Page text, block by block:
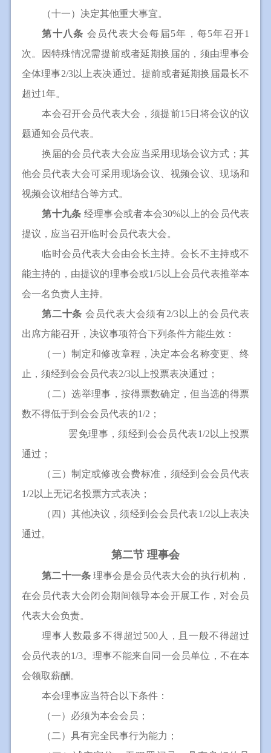
（十一）决定其他重大事宜。
第十八条 会员代表大会每届5年，每5年召开1
次。因特殊情况需提前或者延期换届的，须由理事会
全体理事2/3以上表决通过。提前或者延期换届最长不
超过1年。
本会召开会员代表大会，须提前15日将会议的议
题通知会员代表。
换届的会员代表大会应当采用现场会议方式；其
他会员代表大会可采用现场会议、视频会议、现场和
视频会议相结合等方式。
第十九条 经理事会或者本会30%以上的会员代表
提议，应当召开临时会员代表大会。
临时会员代表大会由会长主持。会长不主持或不
能主持的，由提议的理事会或1/5以上会员代表推举本
会一名负责人主持。
第二十条 会员代表大会须有2/3以上的会员代表
出席方能召开，决议事项符合下列条件方能生效：
（一）制定和修改章程，决定本会名称变更、终
止，须经到会会员代表2/3以上投票表决通过；
（二）选举理事，按得票数确定，但当选的得票
数不得低于到会会员代表的1/2；
罢免理事，须经到会会员代表1/2以上投票
通过；
（三）制定或修改会费标准，须经到会会员代表
1/2以上无记名投票方式表决；
（四）其他决议，须经到会会员代表1/2以上表决
通过。
第二节 理事会
第二十一条理事会是会员代表大会的执行机构，
在会员代表大会闭会期间领导本会开展工作，对会员
代表大会负责。
理事人数最多不得超过500人，且一般不得超过
会员代表的1/3。理事不能来自同一会员单位，不在本
会领取薪酬。
本会理事应当符合以下条件：
（一）必须为本会会员；
（二）具有完全民事行为能力；